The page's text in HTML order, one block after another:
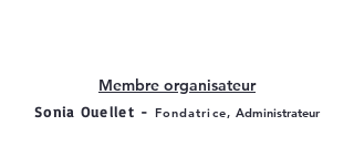
Membre organisateur
Sonia Ouellet - Fondatrice, Administrateur